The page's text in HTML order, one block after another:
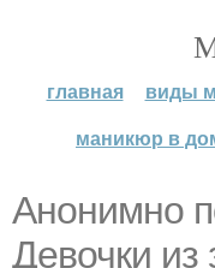
главная виды
маникюр в
Анонимно
Девочки из